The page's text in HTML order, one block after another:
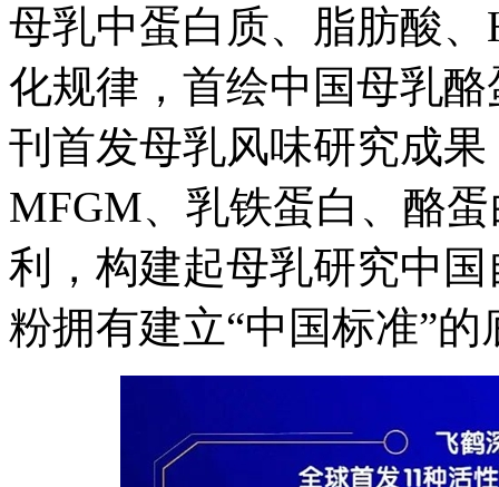
母乳中蛋白质、脂肪酸
化规律，首绘中国母乳
刊首发母乳风味研究成
MFGM、乳铁蛋白、酪
利，构建起母乳研究中
粉拥有建立“中国标准”的